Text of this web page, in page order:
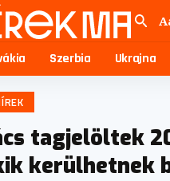
Szerbia Ukrajna
tagjelöltek
kerülhetnek